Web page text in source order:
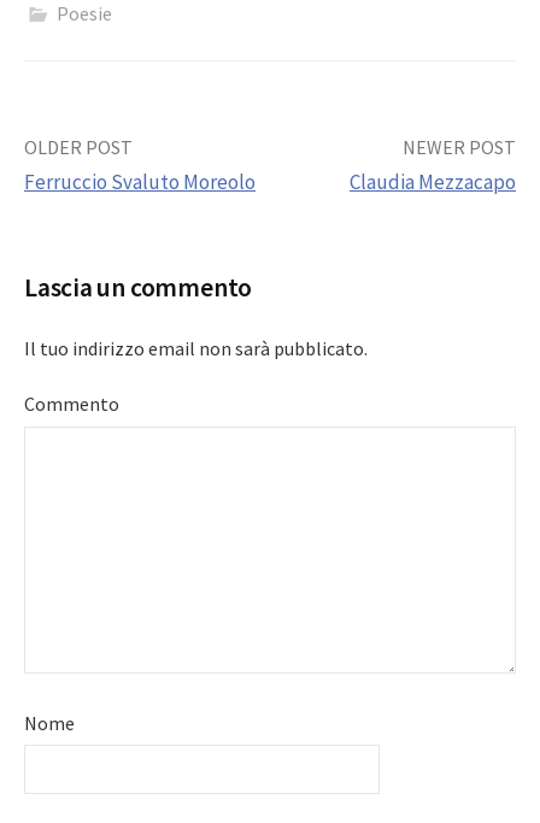
Poesie
Post
OLDER POST
Ferruccio Svaluto Moreolo
NEWER POST
Claudia Mezzacapo
Lascia un commento
Il tuo indirizzo email non sarà pubblicato.
Commento
Nome